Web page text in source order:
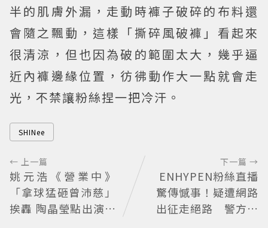
半的肌膚外漏，走動時褲子破碎的布料還
會隨之飄動，這樣「撕碎風破褲」看起來
很清涼，但也因為破的範圍太大，幾乎逼
近內褲邊緣位置，彷彿動作大一點就會走
光，不禁讓粉絲捏一把冷汗。
SHINee
← 上一篇
姚元浩《營業中》
「拿球猛砸曾沛慈」
挨轟 陶晶瑩點出演藝
下一篇 →
ENHYPEN粉絲直播
驚傳憾事！疑遭網路
出征走絕路 警方到